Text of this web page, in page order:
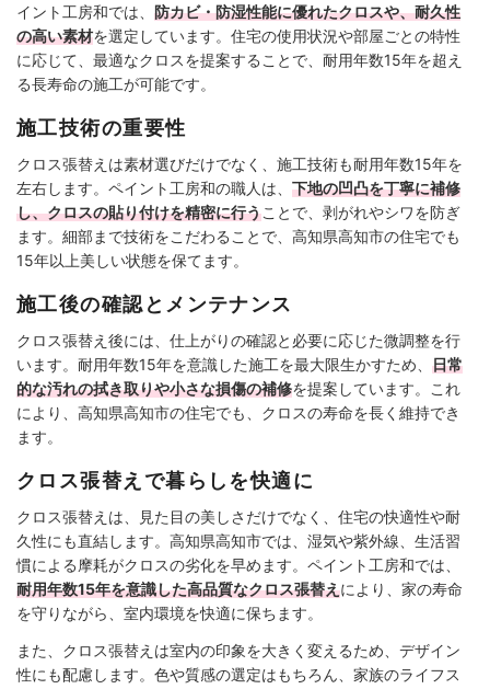
イント工房和では、 防カビ・防湿性能に優れたクロスや、耐久性
の高い素材を選定しています。住宅の使用状況や部屋ごとの特性
に応じて、最適なクロスを提案することで、耐用年数15年を超え
る長寿命の施工が可能です。
施工技術の重要性
クロス張替えは素材選びだけでなく、施工技術も耐用年数15年を
左右します。ペイント工房和の職人は、 下地の凹凸を丁寧に補修
し、クロスの貼り付けを精密に行うことで、剥がれやシワを防ぎ
ます。細部まで技術をこだわることで、高知県高知市の住宅でも
15年以上美しい状態を保てます。
施工後の確認とメンテナンス
クロス張替え後には、仕上がりの確認と必要に応じた微調整を行
います。耐用年数15年を意識した施工を最大限生かすため、 日常
的な汚れの拭き取りや小さな損傷の補修を提案しています。これ
により、高知県高知市の住宅でも、クロスの寿命を長く維持でき
ます。
クロス張替えで暮らしを快適に
クロス張替えは、見た目の美しさだけでなく、住宅の快適性や耐
久性にも直結します。高知県高知市では、湿気や紫外線、生活習
慣による摩耗がクロスの劣化を早めます。ペイント工房和では、
耐用年数15年を意識した高品質なクロス張替えにより、家の寿命
を守りながら、室内環境を快適に保ちます。
また、クロス張替えは室内の印象を大きく変えるため、デザイン
性にも配慮します。色や質感の選定はもちろん、家族のライフス